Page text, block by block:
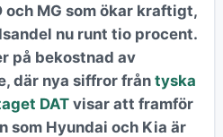
och MG som ökar kraftigt,
nu runt tio procent.
på bekostnad av
där nya siffror från tyska
DATvisar att framför
som Hyundai och Kia är